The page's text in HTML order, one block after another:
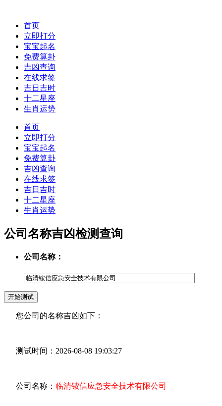
首页
立即打分
宝宝起名
免费算卦
吉凶查询
在线求签
吉日吉时
十二星座
生肖运势
首页
立即打分
宝宝起名
免费算卦
吉凶查询
在线求签
吉日吉时
十二星座
生肖运势
公司名称吉凶检测查询
公司名称：
您公司的名称吉凶如下：
测试时间：2026-08-08 19:03:27
公司名称： 临清铵信应急安全技术有限公司